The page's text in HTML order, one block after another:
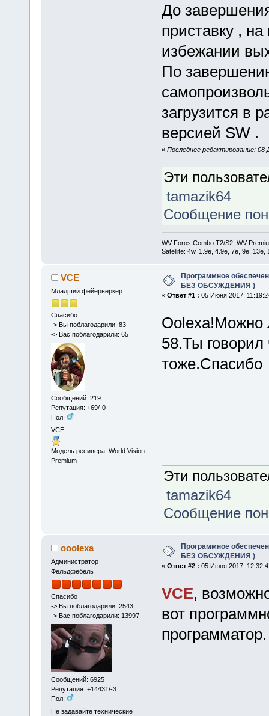
До
приставку ,
избежании
По
загрузится в
версией SW .
« Последнее редактирование: 08
Эти
tamazik64
Сообщение
WV Foros Combo T2/S2, WV
Satellite: 4w, 1.9е, 4.9e, 7e, 9e,
VCE
Младший фейерверкер
Спасибо
-> Вы поблагодарили: 83
-> Вас поблагодарили: 65
Сообщений: 219
Репутация: +69/-0
Пол:
VCE
Модель ресивера: World Vision
Premium
Программное
БЕЗ ОБСУЖДЕНИЯ )
« Ответ #1 : 05 Июня 2017,
Oolexa!Можно
58.Ты говорил
тоже.Спасибо
Эти
tamazik64
Сообщение
ooolexa
Администратор
Фельдфебель
Спасибо
-> Вы поблагодарили: 2543
-> Вас поблагодарили: 13997
Сообщений: 6925
Репутация: +14431/-3
Пол:
Не задавайте технические
Программное
БЕЗ ОБСУЖДЕНИЯ )
« Ответ #2 : 05 Июня 2017,
VCE,
вот
программатор.